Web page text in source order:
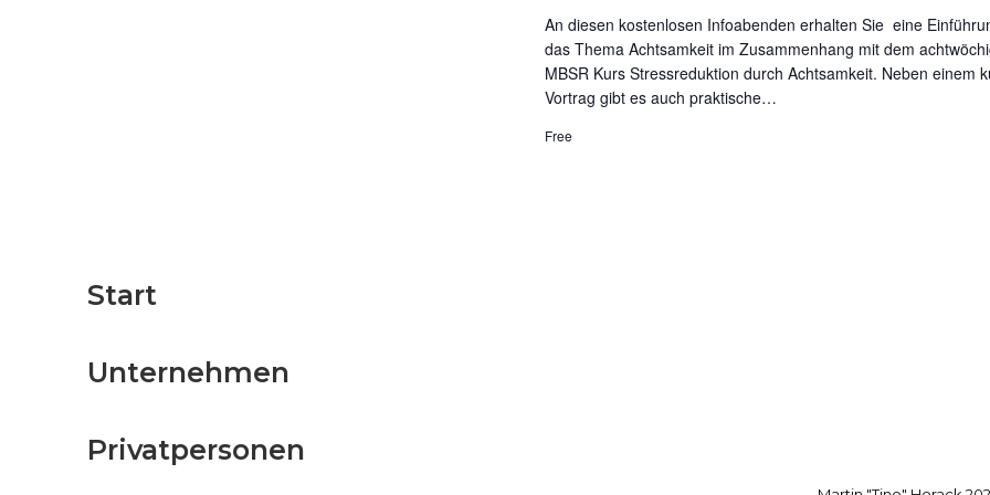
Start
Unternehmen
Privatpersonen
An diesen kostenlosen Infoabenden erhalten Sie eine
das Thema Achtsamkeit im Zusammenhang mit dem
MBSR Kurs Stressreduktion durch Achtsamkeit. Neben einem
Vortrag gibt es auch praktische…
Free